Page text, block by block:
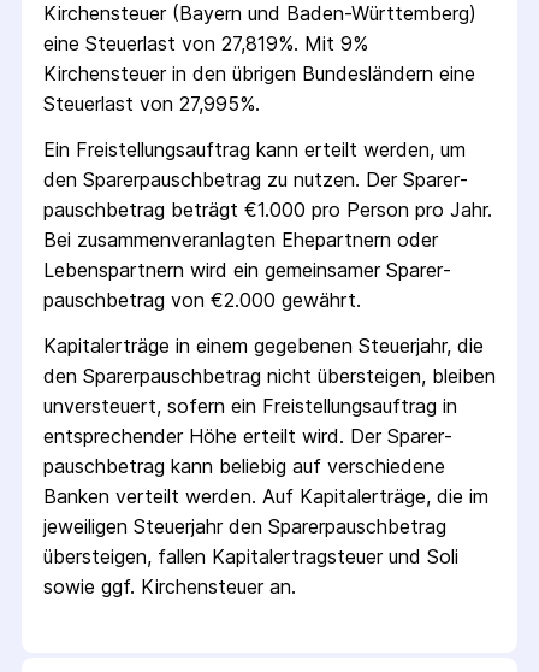
Kirchensteuer (Bayern und Baden-Württemberg)
eine Steuerlast von 27,819%. Mit 9%
Kirchensteuer in den übrigen Bundesländern eine
Steuerlast von 27,995%.
Ein Freistellungs­auftrag kann erteilt werden, um
den Sparer­pausch­betrag zu nutzen. Der Sparer­
pausch­betrag beträgt €1.000 pro Person pro Jahr.
Bei zusammenveranlagten Ehepartnern oder
Lebenspartnern wird ein gemeinsamer Sparer­
pausch­betrag von €2.000 gewährt.
Kapitalerträge in einem gegebenen Steuerjahr, die
den Sparer­pausch­betrag nicht übersteigen, bleiben
unversteuert, sofern ein Freistellungs­auftrag in
entsprechender Höhe erteilt wird. Der Sparer­
pausch­betrag kann beliebig auf verschiedene
Banken verteilt werden. Auf Kapitalerträge, die im
jeweiligen Steuerjahr den Sparer­pausch­betrag
übersteigen, fallen Kapital­ertrag­steuer und Soli
sowie ggf. Kirchensteuer an.